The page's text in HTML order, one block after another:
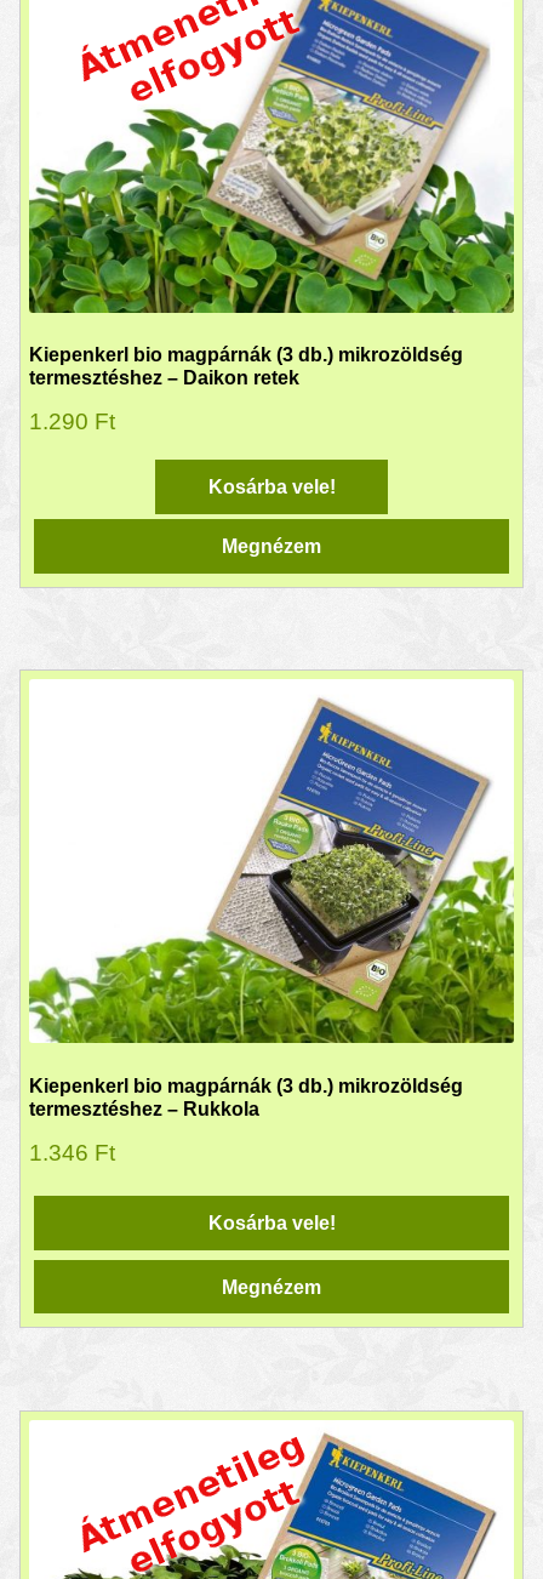
Kiepenkerl bio magpárnák (3 db.) mikrozöldség
termesztéshez – Daikon retek
1.290 Ft
Kosárba vele!
Megnézem
Kiepenkerl bio magpárnák (3 db.) mikrozöldség
termesztéshez – Rukkola
1.346 Ft
Kosárba vele!
Megnézem